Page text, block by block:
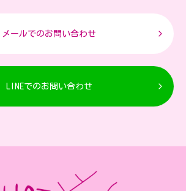
メールでのお問い合わせ
LINEでのお問い合わせ